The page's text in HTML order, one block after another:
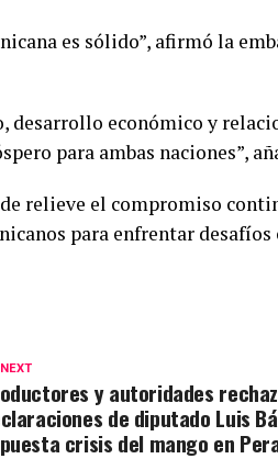
es sólido”, afirmó la
desarrollo económico y
para ambas naciones”,
relieve el compromiso
para enfrentar desafíos
y autoridades
de diputado Luis
crisis del mango en